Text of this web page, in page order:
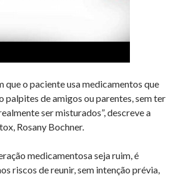
que o paciente usa medicamentos que
palpites de amigos ou parentes, sem ter
ser misturados”, descreve a
Rosany Bochner.
medicamentosa seja ruim, é
riscos de reunir, sem intenção prévia,